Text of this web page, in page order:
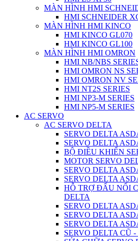
MÀN HÌNH HMI
HMI SCHNEIDER
MÀN HÌNH HMI KINCO
HMI KINCO GL070
HMI KINCO GL100
MÀN HÌNH HMI OMRON
HMI NB/NBS
HMI OMRON NS
HMI OMRON NV
HMI NT2S SERIES
HMI NP3-M SERIES
HMI NP5-M SERIES
AC SERVO
AC SERVO DELTA
SERVO DELTA
SERVO DELTA
BỘ ĐIỀU KHIỂN
MOTOR SERVO
SERVO DELTA
SERVO DELTA
HỖ TRỢ ĐẤU NỐI
DELTA
SERVO DELTA
SERVO DELTA
SERVO DELTA
SERVO DELTA CŨ